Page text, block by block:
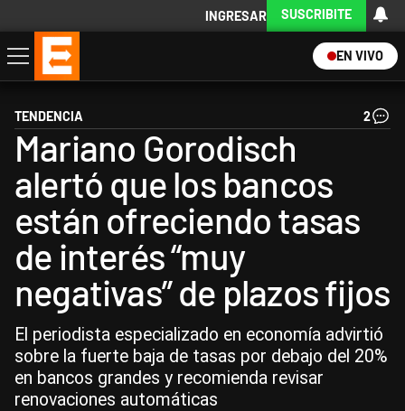
INGRESAR SUSCRIBITE
EN VIVO
Economía
Política
Internacional
Actualidad
Descargá la App
TENDENCIA 2
Mariano Gorodisch
alertó que los bancos
están ofreciendo tasas
de interés “muy
negativas” de plazos fijos
El periodista especializado en economía advirtió
sobre la fuerte baja de tasas por debajo del 20%
en bancos grandes y recomienda revisar
renovaciones automáticas